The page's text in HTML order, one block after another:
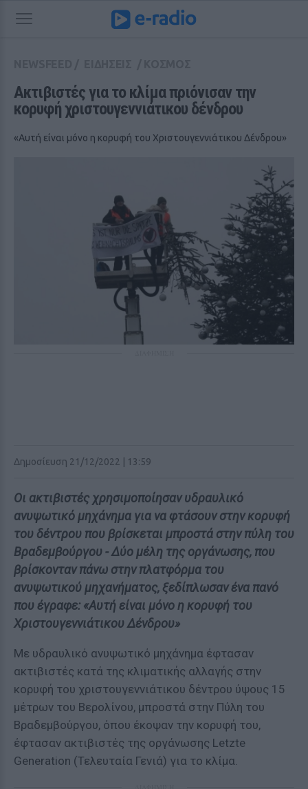
Ακτιβιστές για το κλίμα πριόνισαν την
κορυφή χριστουγεννιάτικου δένδρου
«Αυτή είναι μόνο η κορυφή του Χριστουγεννιάτικου Δένδρου»
Δημοσίευση 21/12/2022 | 13:59
Οι ακτιβιστές χρησιμοποίησαν υδραυλικό
ανυψωτικό μηχάνημα για να φτάσουν στην κορυφή
του δέντρου που βρίσκεται μπροστά στην πύλη του
Βραδεμβούργου - Δύο μέλη της οργάνωσης, που
βρίσκονταν πάνω στην πλατφόρμα του
ανυψωτικού μηχανήματος, ξεδίπλωσαν ένα πανό
που έγραφε: «Αυτή είναι μόνο η κορυφή του
Χριστουγεννιάτικου Δένδρου»
Με υδραυλικό ανυψωτικό μηχάνημα έφτασαν
ακτιβιστές κατά της κλιματικής αλλαγής στην
κορυφή του χριστουγεννιάτικου δέντρου ύψους 15
μέτρων του Βερολίνου, μπροστά στην Πύλη του
Βραδεμβούργου, όπου έκοψαν την κορυφή του,
έφτασαν ακτιβιστές της οργάνωσης Letzte
Generation (Τελευταία Γενιά) για το κλίμα.